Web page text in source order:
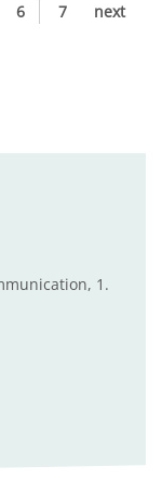
6 7 next
1.